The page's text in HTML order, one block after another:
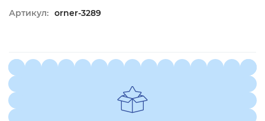
Артикул: orner-3289